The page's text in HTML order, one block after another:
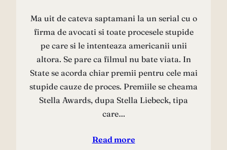
Ma uit de cateva saptamani la un serial cu o
firma de avocati si toate procesele stupide
pe care si le intenteaza americanii unii
altora. Se pare ca filmul nu bate viata. In
State se acorda chiar premii pentru cele mai
stupide cauze de proces. Premiile se cheama
Stella Awards, dupa Stella Liebeck, tipa
care…
Read more